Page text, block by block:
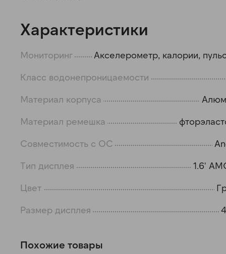
Характеристики
Мониторинг
Акселерометр, калории,
Класс водонепроницаемости
Материал корпуса
Материал ремешка
Совместимость с ОС
Тип дисплея
1.6'
Цвет
Размер дисплея
Похожие товары